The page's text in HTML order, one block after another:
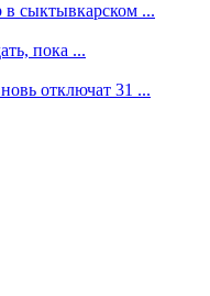
сыктывкарском ...
пока ...
отключат 31 ...